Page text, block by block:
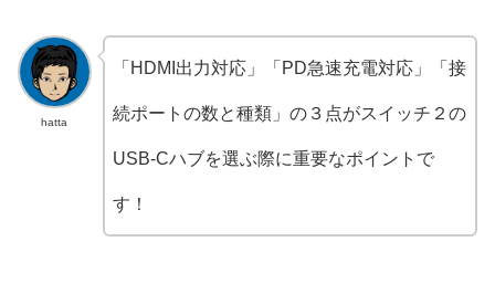
hatta
「HDMI出力対応」「PD急速充電対応」「接
続ポートの数と種類」の３点がスイッチ２の
USB-Cハブを選ぶ際に重要なポイントで
す！